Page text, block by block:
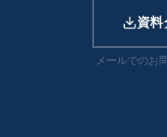
資料
メールでのお